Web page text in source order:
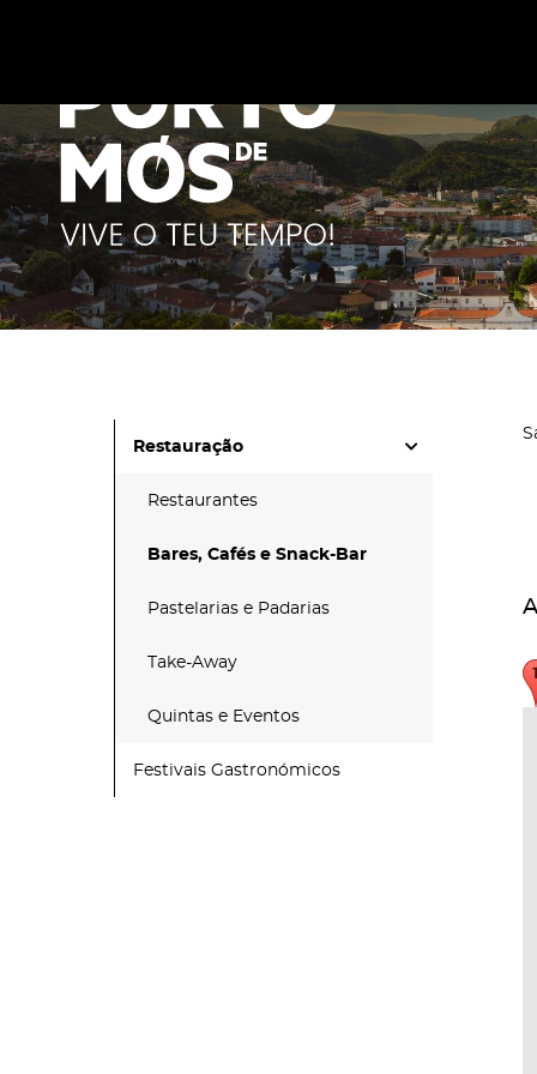
Restauração
Restaurantes
Bares, Cafés e Snack-Bar
Pastelarias e Padarias
Take-Away
Quintas e Eventos
Festivais Gastronómicos